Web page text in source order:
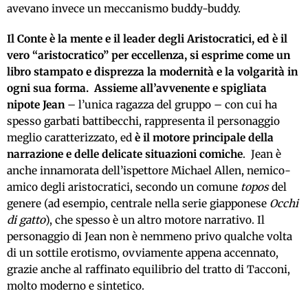
avevano invece un meccanismo buddy-buddy.
Il Conte è la mente e il leader degli Aristocratici, ed è il
vero “aristocratico” per eccellenza, si esprime come un
libro stampato e disprezza la modernità e la volgarità in
ogni sua forma. Assieme all’avvenente e spigliata
nipote Jean – l’unica ragazza del gruppo – con cui ha
spesso garbati battibecchi, rappresenta il personaggio
meglio caratterizzato, ed è il motore principale della
narrazione e delle delicate situazioni comiche. Jean è
anche innamorata dell’ispettore Michael Allen, nemico-
amico degli aristocratici, secondo un comune toposdel
genere (ad esempio, centrale nella serie giapponese Occhi
di gatto), che spesso è un altro motore narrativo. Il
personaggio di Jean non è nemmeno privo qualche volta
di un sottile erotismo, ovviamente appena accennato,
grazie anche al raffinato equilibrio del tratto di Tacconi,
molto moderno e sintetico.